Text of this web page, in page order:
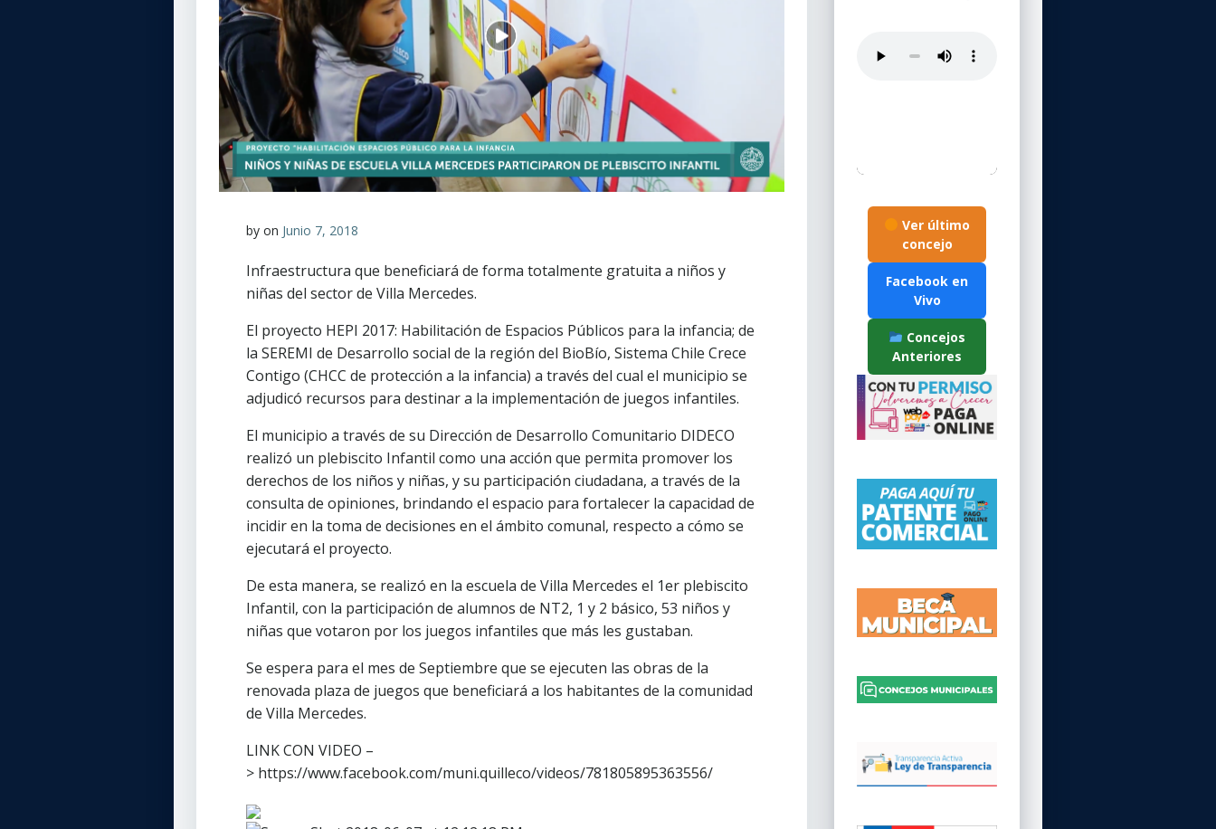
by on Junio 7, 2018
Infraestructura que beneficiará de forma totalmente gratuita a niños y
niñas del sector de Villa Mercedes.
El proyecto HEPI 2017: Habilitación de Espacios Públicos para la infancia; de
la SEREMI de Desarrollo social de la región del BioBío, Sistema Chile Crece
Contigo (CHCC de protección a la infancia) a través del cual el municipio se
adjudicó recursos para destinar a la implementación de juegos infantiles.
El municipio a través de su Dirección de Desarrollo Comunitario DIDECO
realizó un plebiscito Infantil como una acción que permita promover los
derechos de los niños y niñas, y su participación ciudadana, a través de la
consulta de opiniones, brindando el espacio para fortalecer la capacidad de
incidir en la toma de decisiones en el ámbito comunal, respecto a cómo se
ejecutará el proyecto.
De esta manera, se realizó en la escuela de Villa Mercedes el 1er plebiscito
Infantil, con la participación de alumnos de NT2, 1 y 2 básico, 53 niños y
niñas que votaron por los juegos infantiles que más les gustaban.
Se espera para el mes de Septiembre que se ejecuten las obras de la
renovada plaza de juegos que beneficiará a los habitantes de la comunidad
de Villa Mercedes.
LINK CON VIDEO –
> https://www.facebook.com/muni.quilleco/videos/781805895363556/
Ver último
concejo
Facebook en
Vivo
Concejos
Anteriores